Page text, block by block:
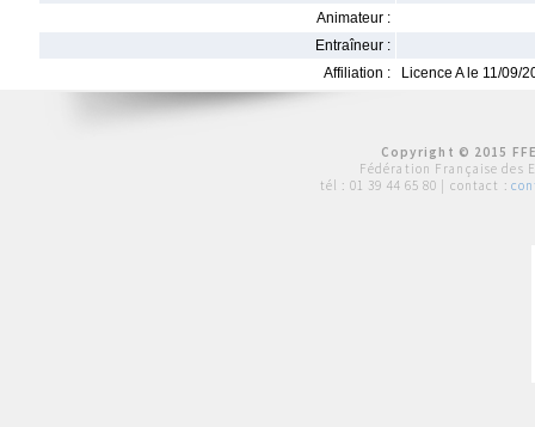
Animateur :
Entraîneur :
Affiliation :
Licence A le 11/09/
Copyright © 2015
Fédération Française des
tél : 01 39 44 65 80 | contact :